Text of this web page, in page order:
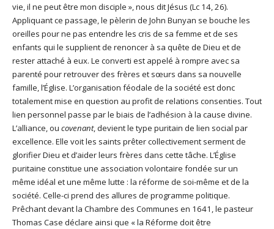
vie, il ne peut être mon disciple », nous dit Jésus (Lc 14, 26).
Appliquant ce passage, le pèlerin de John Bunyan se bouche les
oreilles pour ne pas entendre les cris de sa femme et de ses
enfants qui le supplient de renoncer à sa quête de Dieu et de
rester attaché à eux. Le converti est appelé à rompre avec sa
parenté pour retrouver des frères et sœurs dans sa nouvelle
famille, l’Église. L’organisation féodale de la société est donc
totalement mise en question au profit de relations consenties. Tout
lien personnel passe par le biais de l’adhésion à la cause divine.
L’alliance, ou covenant, devient le type puritain de lien social par
excellence. Elle voit les saints prêter collectivement serment de
glorifier Dieu et d’aider leurs frères dans cette tâche. L’Église
puritaine constitue une association volontaire fondée sur un
même idéal et une même lutte : la réforme de soi-même et de la
société. Celle-ci prend des allures de programme politique.
Prêchant devant la Chambre des Communes en 1641, le pasteur
Thomas Case déclare ainsi que « la Réforme doit être